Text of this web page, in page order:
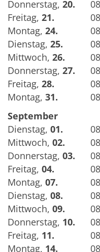
Donnerstag, 20.
Freitag, 21.
Montag, 24.
Dienstag, 25.
Mittwoch, 26.
Donnerstag, 27.
Freitag, 28.
Montag, 31.
September
Dienstag, 01.
Mittwoch, 02.
Donnerstag, 03.
Freitag, 04.
Montag, 07.
Dienstag, 08.
Mittwoch, 09.
Donnerstag, 10.
Freitag, 11.
Montag, 14.